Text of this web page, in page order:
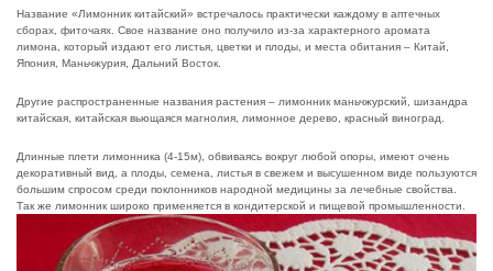
Название «Лимонник китайский» встречалось практически каждому в аптечных
сборах, фиточаях. Свое название оно получило из-за характерного аромата
лимона, который издают его листья, цветки и плоды, и места обитания – Китай,
Япония, Маньчжурия, Дальний Восток.
Другие распространенные названия растения – лимонник маньчжурский, шизандра
китайская, китайская вьющаяся магнолия, лимонное дерево, красный виноград.
Длинные плети лимонника (4-15м), обвиваясь вокруг любой опоры, имеют очень
декоративный вид, а плоды, семена, листья в свежем и высушенном виде пользуются
большим спросом среди поклонников народной медицины за лечебные свойства.
Так же лимонник широко применяется в кондитерской и пищевой промышленности.